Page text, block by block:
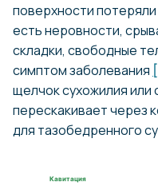
поверхности
есть неровности,
складки, свободные
симптом заболевания
щелчок сухожилия или
перескакивает через
для тазобедренного
Кавитация